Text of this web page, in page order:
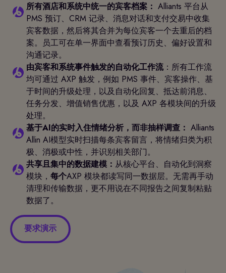
所有酒店和系统中统一的宾客档案： Alliants 平台从
PMS 预订、CRM 记录、消息对话和支付交易中收集
宾客数据，然后将其合并为每位宾客一个去重后的档
案。员工可在单一界面中查看预订历史、偏好设置和
沟通记录。
由宾客和系统事件触发的自动化工作流：所有工作流
均可通过 AXP 触发，例如 PMS 事件、宾客操作、基
于时间的升级处理，以及自动化回复、抵达前消息、
任务分发、增值销售优惠，以及 AXP 各模块间的升级
处理。
基于AI的实时入住情绪分析，而非抽样调查： Alliants
Allin AI模型实时扫描每条宾客留言，将情绪归类为积
极、消极或中性，并识别相关部门。
共享且集中的数据建模： 从核心平台、自动化到洞察
模块， 每个AXP 模块都读写同一数据层。无需再手动
清理和传输数据，更不用说在不同报告之间复制粘贴
数据了。
要求演示